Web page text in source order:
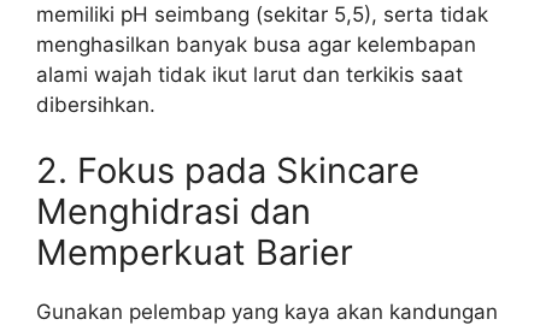
memiliki pH seimbang (sekitar 5,5), serta tidak
menghasilkan banyak busa agar kelembapan
alami wajah tidak ikut larut dan terkikis saat
dibersihkan.
2. Fokus pada Skincare
Menghidrasi dan
Memperkuat Barier
Gunakan pelembap yang kaya akan kandungan